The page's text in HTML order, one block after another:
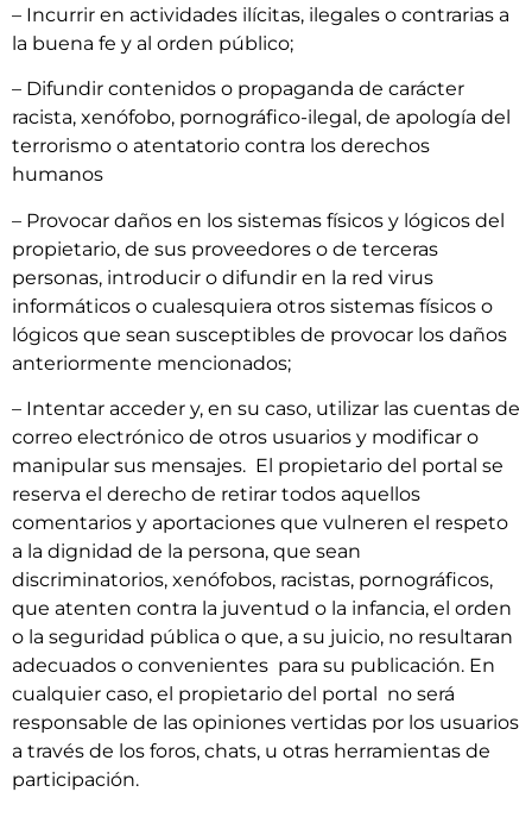
– Incurrir en actividades ilícitas, ilegales o contrarias a
la buena fe y al orden público;
– Difundir contenidos o propaganda de carácter
racista, xenófobo, pornográfico-ilegal, de apología del
terrorismo o atentatorio contra los derechos
humanos
– Provocar daños en los sistemas físicos y lógicos del
propietario, de sus proveedores o de terceras
personas, introducir o difundir en la red virus
informáticos o cualesquiera otros sistemas físicos o
lógicos que sean susceptibles de provocar los daños
anteriormente mencionados;
– Intentar acceder y, en su caso, utilizar las cuentas de
correo electrónico de otros usuarios y modificar o
manipular sus mensajes. El propietario del portal se
reserva el derecho de retirar todos aquellos
comentarios y aportaciones que vulneren el respeto
a la dignidad de la persona, que sean
discriminatorios, xenófobos, racistas, pornográficos,
que atenten contra la juventud o la infancia, el orden
o la seguridad pública o que, a su juicio, no resultaran
adecuados o convenientes para su publicación. En
cualquier caso, el propietario del portal no será
responsable de las opiniones vertidas por los usuarios
a través de los foros, chats, u otras herramientas de
participación.